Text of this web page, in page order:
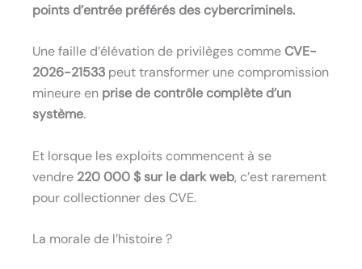
points d’entrée préférés des cybercriminels.
Une faille d’élévation de privilèges commeCVE-
2026-21533 peut transformer une compromission
mineure en prise de contrôle complète d’un
système.
Et lorsque les exploits commencent à se
vendre 220 000 $ sur le dark web, c’est rarement
pour collectionner des CVE.
La morale de l’histoire ?